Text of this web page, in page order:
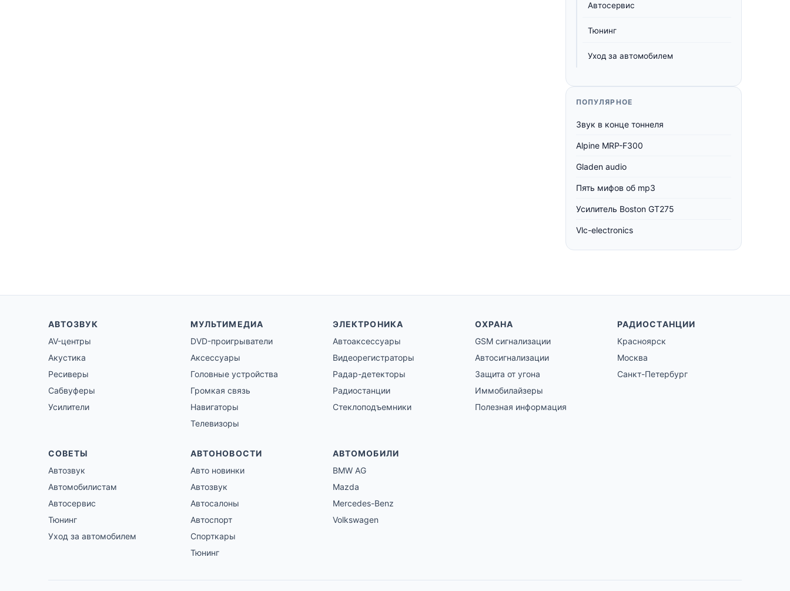
Автосервис
Тюнинг
Уход за автомобилем
ПОПУЛЯРНОЕ
Звук в конце тоннеля
Alpine MRP-F300
Gladen audio
Пять мифов об mp3
Усилитель Boston GT275
Vlc-electronics
АВТОЗВУК
AV-центры
Акустика
Ресиверы
Сабвуферы
Усилители
МУЛЬТИМЕДИА
DVD-проигрыватели
Аксессуары
Головные устройства
Громкая связь
Навигаторы
Телевизоры
ЭЛЕКТРОНИКА
Автоаксессуары
Видеорегистраторы
Радар-детекторы
Радиостанции
Стеклоподъемники
ОХРАНА
GSM сигнализации
Автосигнализации
Защита от угона
Иммобилайзеры
Полезная информация
РАДИОСТАНЦИИ
Красноярск
Москва
Санкт-Петербург
СОВЕТЫ
Автозвук
Автомобилистам
Автосервис
Тюнинг
Уход за автомобилем
АВТОНОВОСТИ
Авто новинки
Автозвук
Автосалоны
Автоспорт
Спорткары
Тюнинг
АВТОМОБИЛИ
BMW AG
Mazda
Mercedes-Benz
Volkswagen